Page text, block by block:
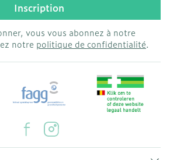
Inscription
vous vous abonnez à notre
notre politique de confidentialité.